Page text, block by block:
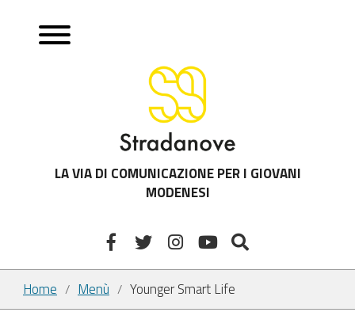
LA VIA DI COMUNICAZIONE PER I GIOVANI
MODENESI
Home / Menù / Younger Smart Life